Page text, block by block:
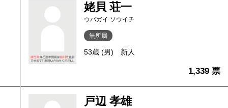
姥貝 荘一
ウバガイ ソウイチ
無所属
53歳 (男) 新人
1,339 票
戸辺 孝雄